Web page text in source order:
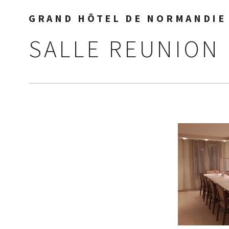
GRAND HÔTEL DE
SALLE REUNION